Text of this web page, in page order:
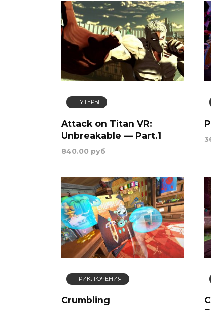
ШУТЕРЫ
Attack on Titan VR:
Unbreakable — Part.1
840.00 руб
ПРИКЛЮЧЕНИЯ
Crumbling